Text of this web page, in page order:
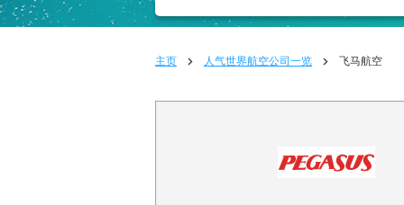
主页 人气世界航空公司一览 飞马航空